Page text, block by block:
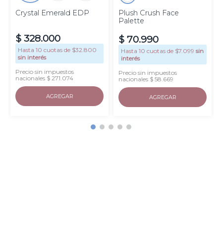
Crystal Emerald EDP
$ 328.000
Hasta10 cuotas de $32.800
sin interés
Precio sin impuestos
nacionales $ 271.074
AGREGAR
Plush Crush Face
Palette
$ 70.990
Hasta10 cuotas de $7.099 sin
interés
Precio sin impuestos
nacionales $ 58.669
AGREGAR